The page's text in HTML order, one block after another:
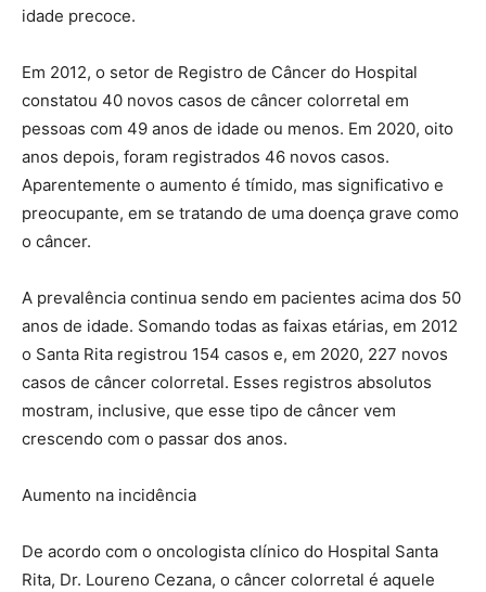
idade precoce.
Em 2012, o setor de Registro de Câncer do Hospital
constatou 40 novos casos de câncer colorretal em
pessoas com 49 anos de idade ou menos. Em 2020, oito
anos depois, foram registrados 46 novos casos.
Aparentemente o aumento é tímido, mas significativo e
preocupante, em se tratando de uma doença grave como
o câncer.
A prevalência continua sendo em pacientes acima dos 50
anos de idade. Somando todas as faixas etárias, em 2012
o Santa Rita registrou 154 casos e, em 2020, 227 novos
casos de câncer colorretal. Esses registros absolutos
mostram, inclusive, que esse tipo de câncer vem
crescendo com o passar dos anos.
Aumento na incidência
De acordo com o oncologista clínico do Hospital Santa
Rita, Dr. Loureno Cezana, o câncer colorretal é aquele